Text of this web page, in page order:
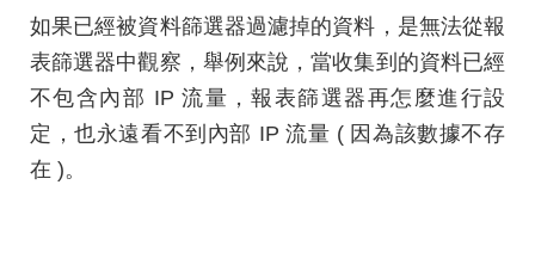
如果已經被資料篩選器過濾掉的資料，是無法從報
表篩選器中觀察，舉例來說，當收集到的資料已經
不包含內部 IP 流量，報表篩選器再怎麼進行設
定，也永遠看不到內部 IP 流量 ( 因為該數據不存
在 )。